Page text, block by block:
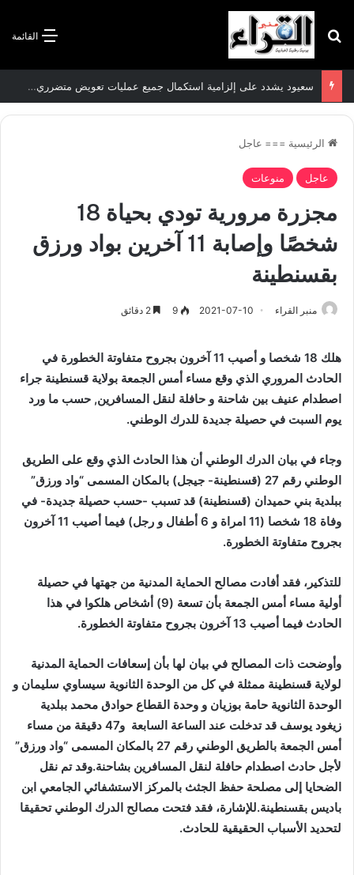
القائمة بحث عن
سعيود يشدد على إلزامية استكمال جميع عمليات تعويض متضرري حرائق الغابات قبل نهاية شهر أوت
الرئيسية === عاجل
عاجل منوعات
مجزرة مرورية تودي بحياة 18
شخصًا وإصابة 11 آخرين بواد ورزق
بقسنطينة
منبر القراء 2021-07-10
9
هلك 18 شخصا و أصيب 11 آخرون بجروح متفاوتة الخطورة في
الحادث المروري الذي وقع مساء أمس الجمعة بولاية قسنطينة جراء
اصطدام عنيف بين شاحنة و حافلة لنقل المسافرين, حسب ما ورد
يوم السبت في حصيلة جديدة للدرك الوطني.
وجاء في بيان الدرك الوطني أن هذا الحادث الذي وقع على الطريق
الوطني رقم 27 (قسنطينة- جيجل) بالمكان المسمى “واد ورزق”
ببلدية بني حميدان (قسنطينة) قد تسبب -حسب حصيلة جديدة- في
وفاة 18 شخصا (11 امراة و 6 أطفال و رجل) فيما أصيب 11 آخرون
بجروح متفاوتة الخطورة.
للتذكير، فقد أفادت مصالح الحماية المدنية من جهتها في حصيلة
أولية مساء أمس الجمعة بأن تسعة (9) أشخاص هلكوا في هذا
الحادث فيما أصيب 13 آخرون بجروح متفاوتة الخطورة.
وأوضحت ذات المصالح في بيان لها بأن إسعافات الحماية المدنية
لولاية قسنطينة ممثلة في كل من الوحدة الثانوية سيساوي سليمان و
الوحدة الثانوية حامة بوزيان و وحدة القطاع حوادق محمد ببلدية
زيغود يوسف قد تدخلت عند الساعة السابعة و47 دقيقة من مساء
أمس الجمعة بالطريق الوطني رقم 27 بالمكان المسمى “واد ورزق”
لأجل حادث اصطدام حافلة لنقل المسافرين بشاحنة.وقد تم نقل
الضحايا إلى مصلحة حفظ الجثث بالمركز الاستشفائي الجامعي ابن
باديس بقسنطينة.للإشارة، فقد فتحت مصالح الدرك الوطني تحقيقا
لتحديد الأسباب الحقيقية للحادث.